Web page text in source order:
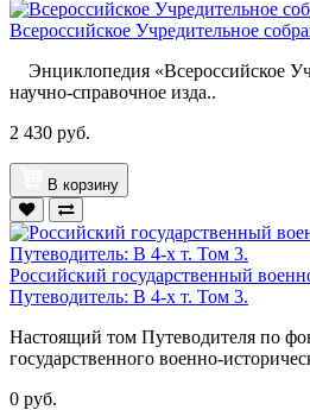
Всероссийское Учредительное
Энциклопедия «Всероссийское
научно-справочное изда..
2 430 руб.
В корзину
Российский государственный
Путеводитель: В 4-х т. Том 3.
Настоящий том Путеводителя по
государственного военно-
0 руб.